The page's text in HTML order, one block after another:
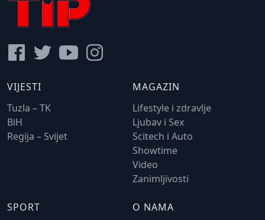
VIJESTI
Tuzla – TK
BiH
Regija – Svijet
MAGAZIN
Lifestyle i zdravlje
Ljubav i Sex
Scitech i Auto
Showtime
Video
Zanimljivosti
SPORT O NAMA